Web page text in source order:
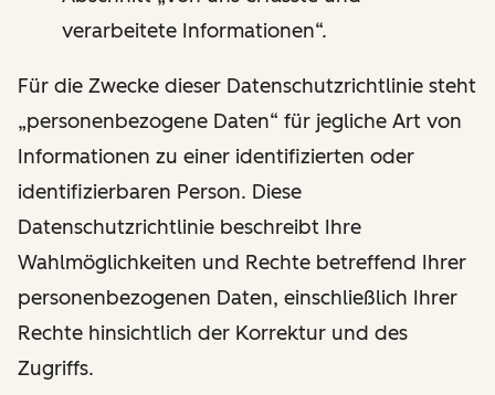
verarbeitete Informationen“.
Für die Zwecke dieser Datenschutzrichtlinie steht
„personenbezogene Daten“ für jegliche Art von
Informationen zu einer identifizierten oder
identifizierbaren Person. Diese
Datenschutzrichtlinie beschreibt Ihre
Wahlmöglichkeiten und Rechte betreffend Ihrer
personenbezogenen Daten, einschließlich Ihrer
Rechte hinsichtlich der Korrektur und des
Zugriffs.